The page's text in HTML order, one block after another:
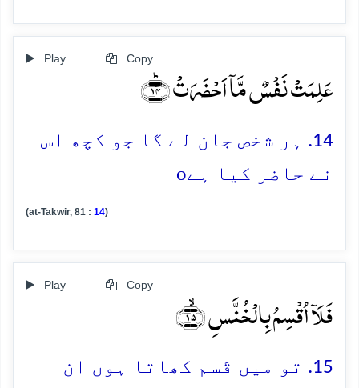
Play Copy
عَلِمَتۡ نَفۡسٌ مَّاۤ اَحۡضَرَتۡ ﴿ؕ۱۴﴾
14. ہر شخص جان لے گا جو کچھ اس
نے حاضر کیا ہےo
(at-Takwir, 81 : 14)
Play Copy
فَلَاۤ اُقۡسِمُ بِالۡخُنَّسِ ﴿ۙ۱۵﴾
15. تو میں قَسم کھاتا ہوں ان